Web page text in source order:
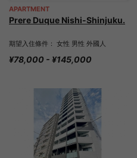
APARTMENT
Prere Duque Nishi-Shinjuku.
期望入住條件： 女性 男性 外國人
¥78,000 - ¥145,000